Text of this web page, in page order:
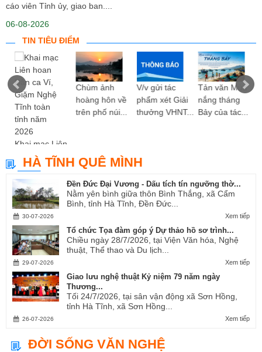
cáo viên Tỉnh ủy, giao ban....
06-08-2026
TIN TIÊU ĐIỂM
Khai mạc Liên
hoan Dân ca
Ví, Giặm...
Chùm ảnh
hoàng hôn về
trên phố núi...
V/v gửi tác
phẩm xét Giải
thưởng VHNT...
Tản văn Mùa
nắng tháng
Bảy của tác...
HÀ TĨNH QUÊ MÌNH
Đền Đức Đại Vương - Dấu tích tín ngưỡng thờ...
Nằm yên bình giữa thôn Bình Thắng, xã Cẩm
Bình, tỉnh Hà Tĩnh, Đền Đức...
Xem tiếp
30-07-2026
Tổ chức Tọa đàm góp ý Dự thảo hồ sơ trình...
Chiều ngày 28/7/2026, tại Viện Văn hóa, Nghệ
thuật, Thể thao và Du lịch...
Xem tiếp
29-07-2026
Giao lưu nghệ thuật Kỷ niệm 79 năm ngày
Thương...
Tối 24/7/2026, tại sân vận động xã Sơn Hồng,
tỉnh Hà Tĩnh, xã Sơn Hồng...
Xem tiếp
26-07-2026
ĐỜI SỐNG VĂN NGHỆ